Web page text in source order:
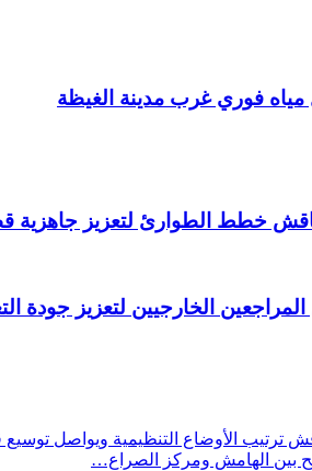
مياه فوري غرب مدينة الغيظة
خطط الطوارئ لتعزيز جاهزية
الخارجيين لتعزيز جودة
ترتيب الأوضاع التنظيمية ويواصل توسيع
بين الهامش ومركز الصراع…